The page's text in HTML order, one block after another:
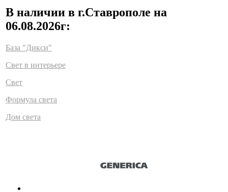
В наличии в г.Ставрополе на
06.08.2026г:
База "Дикси"
Свет в интерьере
Свет
Формула света
Дом света